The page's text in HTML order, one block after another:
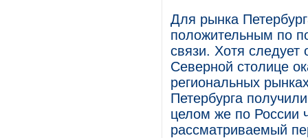
Для рынка
положительным по
связи. Хотя следует
Северной столице
региональных
Петербурга
целом же по России
рассматриваемый